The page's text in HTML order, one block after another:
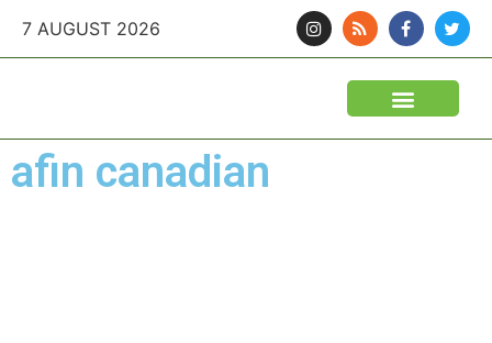
7 AUGUST 2026
afin canadian